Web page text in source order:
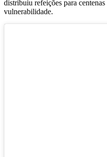
distribuiu refeições para
vulnerabilidade.